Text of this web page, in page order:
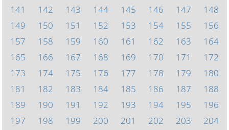
141
142 143 144 145 146 147
148
149
150 151 152 153 154 155
156
157
158 159 160 161 162 163
164
165
166 167 168 169 170 171
172
173
174 175 176 177 178 179
180
181
182 183 184 185 186 187
188
189
190 191 192 193 194 195
196
197
198 199 200 201 202 203
204